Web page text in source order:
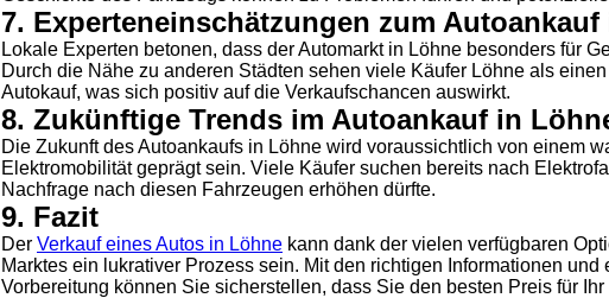
7. Experteneinschätzungen zum
Lokale Experten betonen, dass der Automarkt in Löhne besonders für
Durch die Nähe zu anderen Städten sehen viele Käufer Löhne als
Autokauf, was sich positiv auf die Verkaufschancen auswirkt.
8. Zukünftige Trends im Autoankauf in
Die Zukunft des Autoankaufs in Löhne wird voraussichtlich von einem
Elektromobilität geprägt sein. Viele Käufer suchen bereits nach
Nachfrage nach diesen Fahrzeugen erhöhen dürfte.
9. Fazit
Der Verkauf eines Autos in Löhne kann dank der vielen verfügbaren
Marktes ein lukrativer Prozess sein. Mit den richtigen Informationen und
Vorbereitung können Sie sicherstellen, dass Sie den besten Preis für